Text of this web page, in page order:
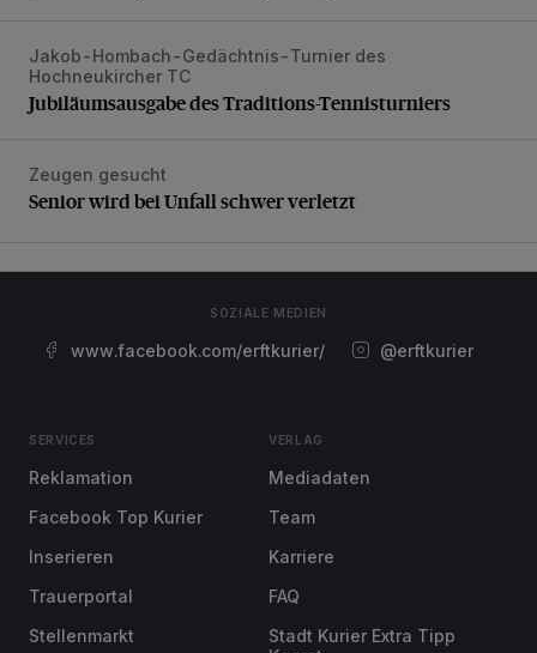
Jubiläumsausgabe des Traditions-Tennisturniers
Jakob-Hombach-Gedächtnis-Turnier des
Hochneukircher TC
Jubiläumsausgabe des Traditions-Tennisturniers
Senior wird bei Unfall schwer verletzt
Zeugen gesucht
Senior wird bei Unfall schwer verletzt
SOZIALE MEDIEN
www.facebook.com/erftkurier/ @erftkurier
SERVICES
Reklamation
Facebook Top Kurier
Inserieren
Trauerportal
Stellenmarkt
VERLAG
Mediadaten
Team
Karriere
FAQ
Stadt Kurier Extra Tipp